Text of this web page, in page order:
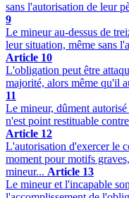
sans l'autorisation de leur
9
Le mineur au-dessus de
leur situation, même sans
Article 10
L'obligation peut être
majorité, alors même qu'il
11
Le mineur, dûment
n'est point restituable
Article 12
L'autorisation d'exercer le
moment pour motifs
mineur... Article 13
Le mineur et l'incapable